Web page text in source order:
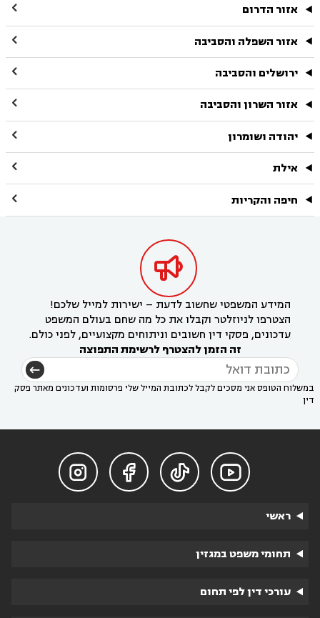
אזור הדרום 
אזור השפלה והסביבה 
ירושלים והסביבה 
אזור השרון והסביבה 
יהודה ושומרון 
אילת 
חיפה והקריות 

המידע המשפטי שחשוב לדעת – ישירות למייל שלכם!
הצטרפו לניוזלטר וקבלו את כל מה שחם בעולם המשפט
עדכונים, פסקי דין חשובים וניתוחים מקצועיים, לפני כולם.
זה הזמן להצטרף לרשימת התפוצה
במשלוח הטופס אני מסכים לקבל לכתובת המייל שלי פרסומות ועדכונים מאתר פסק
דין




ראשי
תחומי משפט במגזין
עורכי דין לפי תחום